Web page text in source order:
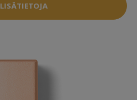
LISÄTIETOJA